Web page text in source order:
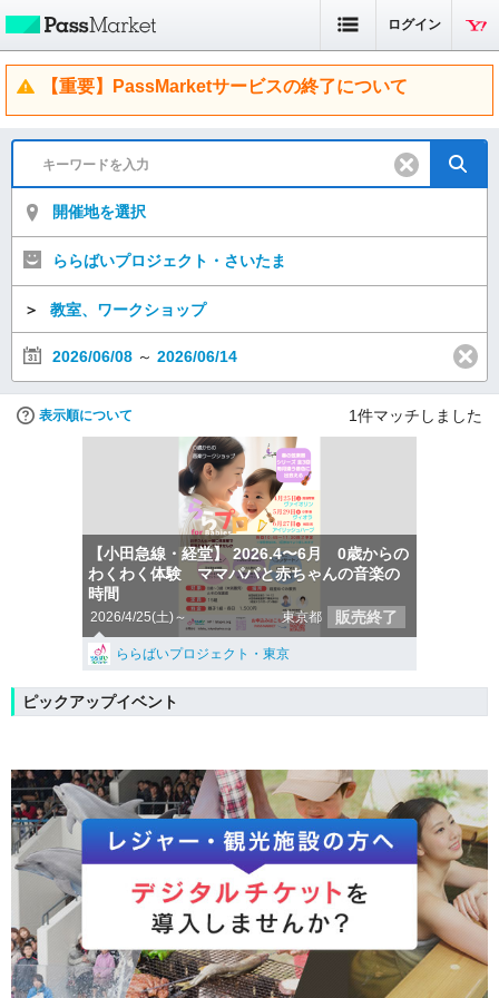
ログイン
【重要】PassMarketサービスの終了について
開催地を選択
ららばいプロジェクト・さいたま
＞ 教室、ワークショップ
2026/06/08 ～ 2026/06/14
表示順について 1件マッチしました
【小田急線・経堂】 2026.4〜6月 0歳からの
わくわく体験 ママパパと赤ちゃんの音楽の
時間
2026/4/25(土)～ 東京都 販売終了
ららばいプロジェクト・東京
ピックアップイベント